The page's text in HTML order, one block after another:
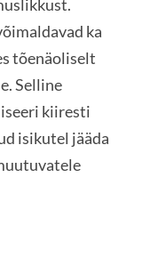
ka
tõenäoliselt
Selline
kiiresti
isikutel jääda